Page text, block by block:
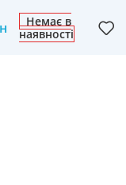
Немає в
наявності